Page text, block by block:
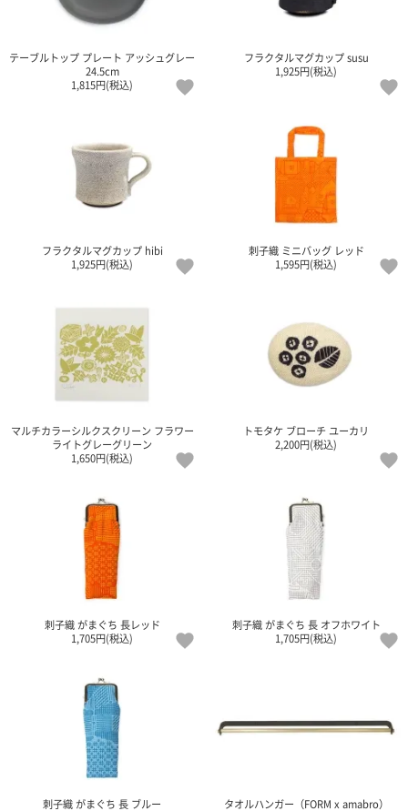
テーブルトップ プレート アッシュグレー
24.5cm
1,815円(税込)
フラクタルマグカップ susu
1,925円(税込)
フラクタルマグカップ hibi
1,925円(税込)
刺子織 ミニバッグ レッド
1,595円(税込)
マルチカラーシルクスクリーン フラワー
ライトグレーグリーン
1,650円(税込)
トモタケ ブローチ ユーカリ
2,200円(税込)
刺子織 がまぐち 長レッド
1,705円(税込)
刺子織 がまぐち 長 オフホワイト
1,705円(税込)
刺子織 がまぐち 長 ブルー
タオルハンガー（FORM x amabro）